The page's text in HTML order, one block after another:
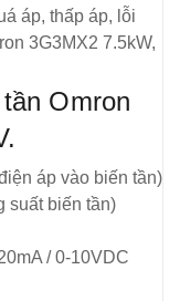
áp, thấp áp, lỗi
3G3MX2 7.5kW,
Omron
áp vào biến tần)
suất biến tần)
/ 0-10VDC